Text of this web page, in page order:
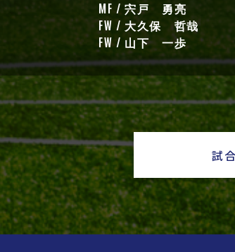
MF / 宍戸 勇亮
FW / 大久保 哲哉
FW / 山下 一歩
試